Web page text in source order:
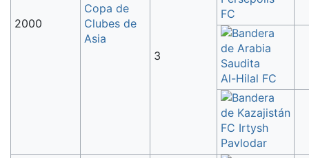
2000
Copa de
Clubes de
Asia
3
FC
Al-Hilal FC
FC Irtysh
Pavlodar